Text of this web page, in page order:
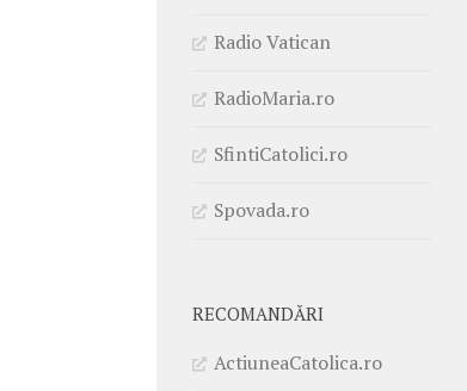
Radio Vatican
RadioMaria.ro
SfintiCatolici.ro
Spovada.ro
RECOMANDĂRI
ActiuneaCatolica.ro